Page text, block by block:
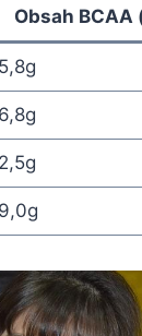
Obsah BCAA
5,8g
6,8g
2,5g
9,0g